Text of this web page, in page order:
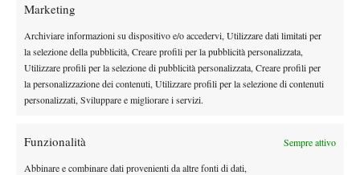
Marketing
Archiviare informazioni su dispositivo e/o accedervi, Utilizzare dati limitati per
la selezione della pubblicità, Creare profili per la pubblicità personalizzata,
Utilizzare profili per la selezione di pubblicità personalizzata, Creare profili per
la personalizzazione dei contenuti, Utilizzare profili per la selezione di contenuti
personalizzati, Sviluppare e migliorare i servizi.
Funzionalità Sempre attivo
Abbinare e combinare dati provenienti da altre fonti di dati,
News
Masters 1000 Cincinnati 2026: forfait di
Quinn, Sonego entra nel tabellone
Masters 1000 Cincinnati 2026: a che ora e
dove vedere il sorteggio del tabellone